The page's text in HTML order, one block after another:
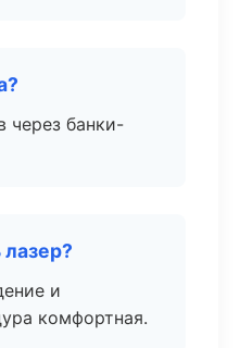
через банки-
и
комфортная.